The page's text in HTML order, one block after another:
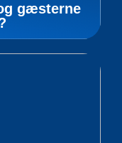
gæsterne